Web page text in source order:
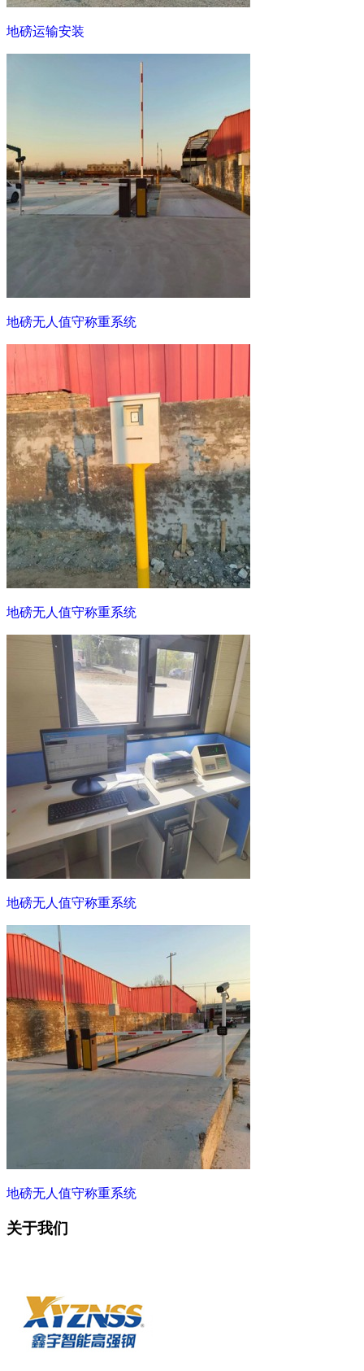
地磅运输安装
地磅无人值守称重系统
地磅无人值守称重系统
地磅无人值守称重系统
地磅无人值守称重系统
关于我们